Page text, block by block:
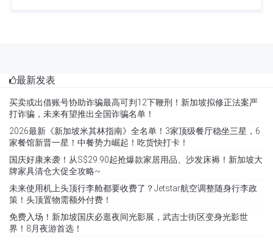
最新发表
买卖或出借账号协助诈骗最高可判12下鞭刑！新加坡拟修正法案严
打诈骗，未来有望推出全国诈骗名单！
2026最新《新加坡米其林指南》全名单！3家顶级餐厅稳坐三星，6
家餐馆新晋一星！中餐势力崛起！吃货快打卡！
国庆好康来袭！从S$29.90起抢爆款家居用品、沙发床褥！新加坡大
牌家具清仓大促全攻略~
未来使用机上头顶行李舱都要收费了？Jetstar航空调整随身行李政
策！头顶置物需额外付费！
免费入场！新加坡国庆必逛夜间光影展，武吉士街区变身光影世
界！8月夜游首选！